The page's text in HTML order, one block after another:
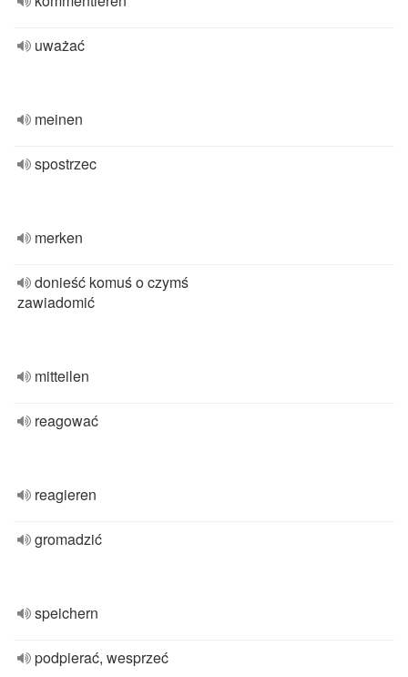
uważać
meinen
spostrzec
merken
donieść komuś o czymś
zawiadomić
mitteilen
reagować
reagieren
gromadzić
speichern
podpierać, wesprzeć